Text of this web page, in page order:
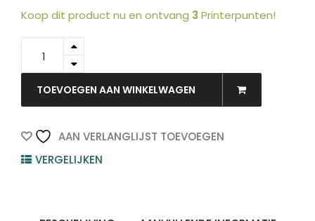
Koop dit product nu en ontvang 3 Printerpunten!
C13T699700
EPSON
quantity
TOEVOEGEN AAN WINKELWAGEN
AAN VERLANGLIJST TOEVOEGEN
VERGELIJKEN